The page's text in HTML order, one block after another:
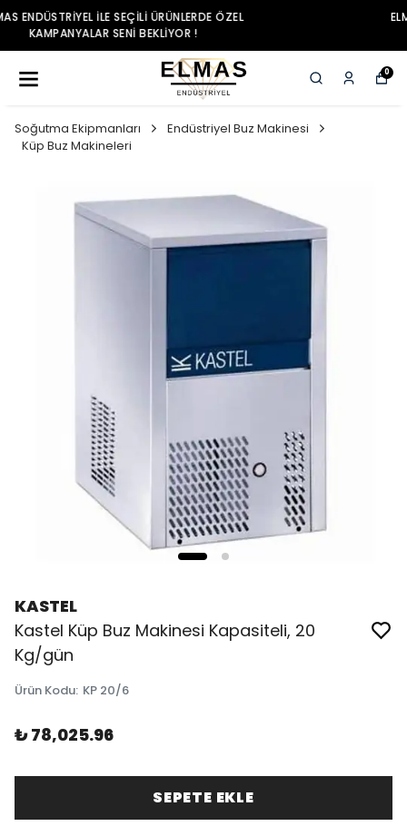
ELMAS ENDÜSTRIYEL ILE SEÇILI ÜRÜNLERDE ÖZEL
KAMPANYALAR SENI BEKLIYOR !
0
Soğutma Ekipmanları
Endüstriyel Buz Makinesi
Küp Buz Makineleri
KASTEL
Kastel Küp Buz Makinesi Kapasiteli, 20
Kg/gün
Ürün Kodu: KP 20/6
₺ 78,025.96
SEPETE EKLE